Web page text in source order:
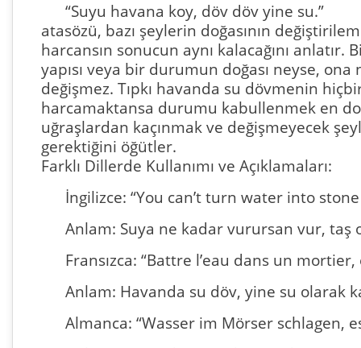
“Suyu havana koy, döv döv yine su.”
atasözü, bazı şeylerin doğasının
harcansın sonucun aynı kalacağını
yapısı veya bir durumun doğası neyse,
değişmez. Tıpkı havanda su dövmenin
harcamaktansa durumu kabullenmek en
uğraşlardan kaçınmak ve değişmeyecek
gerektiğini öğütler.
Farklı Dillerde Kullanımı ve Açıklamaları:
İngilizce: “You can’t turn water into
Anlam: Suya ne kadar vurursan vur, taş
Fransızca: “Battre l’eau dans un
Anlam: Havanda su döv, yine su olarak
Almanca: “Wasser im Mörser schlagen,